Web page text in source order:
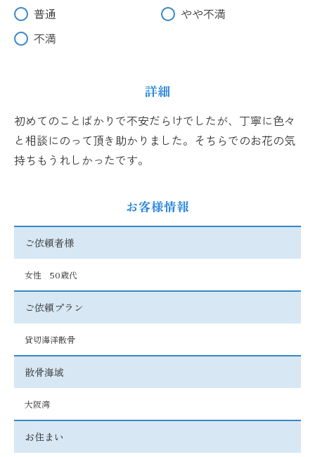
普通
やや不満
不満
詳細
初めてのことばかりで不安だらけでしたが、丁寧に色々
と相談にのって頂き助かりました。そちらでのお花の気
持ちもうれしかったです。
お客様情報
ご依頼者様
女性 50歳代
ご依頼プラン
貸切海洋散骨
散骨海域
大阪湾
お住まい